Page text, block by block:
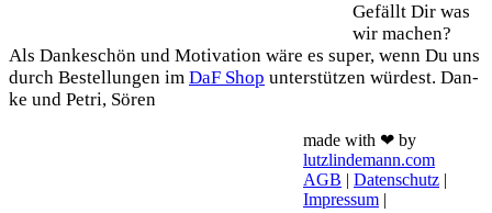
Gefällt Dir was
wir machen?
Als Dan­ke­schön und Moti­va­ti­on wäre es super, wenn Du uns
durch Bestel­lun­gen im DaF Shop unter­stüt­zen wür­dest. Dan­
ke und Petri, Sören
made with ❤ by
lutzlindemann.com
AGB | Datenschutz |
Impressum |